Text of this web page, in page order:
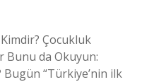
Çocukluk
Bunu da Okuyun:
“Türkiye’nin ilk